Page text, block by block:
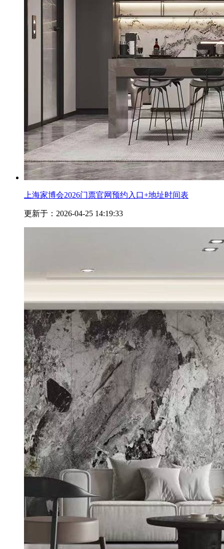
上海家博会2026门票官网预约入口+地址时间表
更新于：2026-04-25 14:19:33